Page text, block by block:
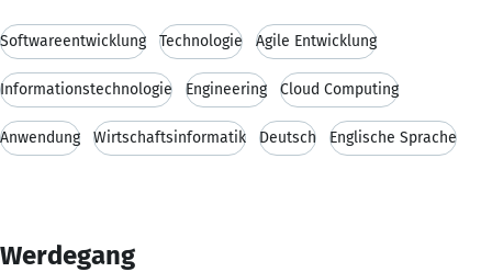
Softwareentwicklung Technologie Agile Entwicklung
Informationstechnologie Engineering Cloud Computing
Anwendung Wirtschaftsinformatik Deutsch Englische Sprache
Werdegang